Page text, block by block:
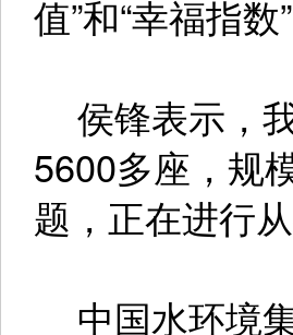
值”和“幸福指数
侯锋表示，
5600多座，规
题，正在进行
中国水环境